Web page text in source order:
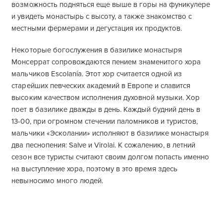
возможность подняться еще выше в горы на фуникулере
и увидеть монастырь с высоту, а также знакомство с
местными фермерами и дегустация их продуктов.
Некоторые богослужения в базилике монастыря
Монсеррат сопровождаются пением знаменитого хора
мальчиков Escolanía. Этот хор считается одной из
старейших певческих академий в Европе и славится
высоким качеством исполнения духовной музыки. Хор
поет в базилике дважды в день. Каждый будний день в
13-00, при огромном стечении паломников и туристов,
мальчики «Эсколании» исполняют в базилике монастыря
два песнопения: Salve и Virolai. К сожалению, в летний
сезон все туристы считают своим долгом попасть именно
на выступление хора, поэтому в это время здесь
невыносимо много людей.